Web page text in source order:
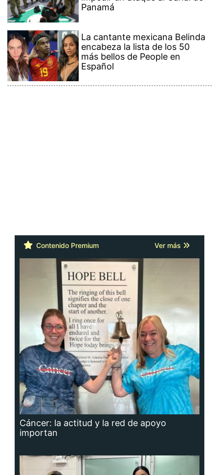
Panamá
La cantante mexicana Belinda
encabeza la lista de los 50
más bellos de People en
Español
Contenido Premium Ver más
Cáncer: la actitud y la red de apoyo
importan